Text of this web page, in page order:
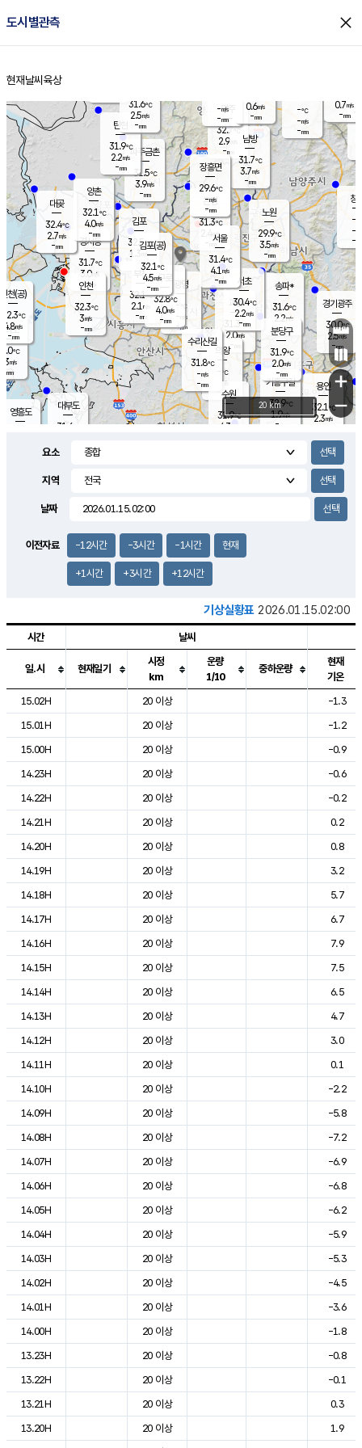
도시별관측 close
홈
현재날씨 육상
의도
℃
m/s
mm
영흥도
양주
32.7℃
2.9
-mm
과천
31.3℃
2.0m/s
- mm
용인
32.1℃
2.3m/s
경기광주
30.0℃
2.5m/s
-mm
4.2m/s
대부도
31.6
경서동
31.7℃
3.0m/s
-mm
파주금촌
31.5℃
3.9m/s
-mm
-℃
-m/s
-mm
대곶
32.4℃
2.7m/s
-mm
창
-
-m/
-
탄현
31.9℃
2.2m/s
-mm
0.7m/s
-mm
의왕
- ℃
m/s
mm
김포
32.5℃
1.3 m/s
mm
광명
- ℃
-m/s
-mm
부천
32.1℃
2.1 m/s
-mm
양촌
32.1℃
4.0m/s
-mm
구로
32.8℃
4.0m/s
-mm
은평
31.3℃
2.4 m/s
- mm
노원
29.9℃
3.5m/s
-mm
송파*
31.6℃
2.2m/s
-mm
서초
30.4℃
2.2m/s
-mm
남방
31.7℃
3.7m/s
-mm
기흥구갈
32.9℃
1.9m/s
-
수리산길
31.8℃
-m/s
-mm
분당구
31.9℃
2.0m/s
-mm
장흥면
29.6℃
-m/s
-mm
-m/s
-mm
인천(공)
32.3℃
4.8m/s
-mm
김포(공)
32.1℃
4.5m/s
-mm
수원
31.9℃
4.3 m/s
인천
32.3℃
3m/s
-mm
서울
31.4℃
4.1 m/s
-mm
31.6℃
2.5m/s
-mm
0.6m/s
-mm
+
−
20 km
요소
지역
날짜
이전자료 -12시간 -3시간 -1시간 현재
+1시간 +3시간 +12시간
기상실황표 2026.01.15.02:00
도시별 기상실황표로 지점, 날씨, 기온, 강수, 바람, 기압등을 안내한 표입
시간 날씨
일.시 현재일기
시정
km
운량
1/10
중하운량
현재
기온
15.02H
20 이상
-1.3
15.01H
20 이상
-1.2
15.00H
20 이상
-0.9
14.23H
20 이상
-0.6
14.22H
20 이상
-0.2
14.21H
20 이상
0.2
14.20H
20 이상
0.8
14.19H
20 이상
3.2
14.18H
20 이상
5.7
14.17H
20 이상
6.7
14.16H
20 이상
7.9
14.15H
20 이상
7.5
14.14H
20 이상
6.5
14.13H
20 이상
4.7
14.12H
20 이상
3.0
14.11H
20 이상
0.1
14.10H
20 이상
-2.2
14.09H
20 이상
-5.8
14.08H
20 이상
-7.2
14.07H
20 이상
-6.9
14.06H
20 이상
-6.8
14.05H
20 이상
-6.2
14.04H
20 이상
-5.9
14.03H
20 이상
-5.3
14.02H
20 이상
-4.5
14.01H
20 이상
-3.6
14.00H
20 이상
-1.8
13.23H
20 이상
-0.8
13.22H
20 이상
-0.1
13.21H
20 이상
0.3
13.20H
20 이상
1.9